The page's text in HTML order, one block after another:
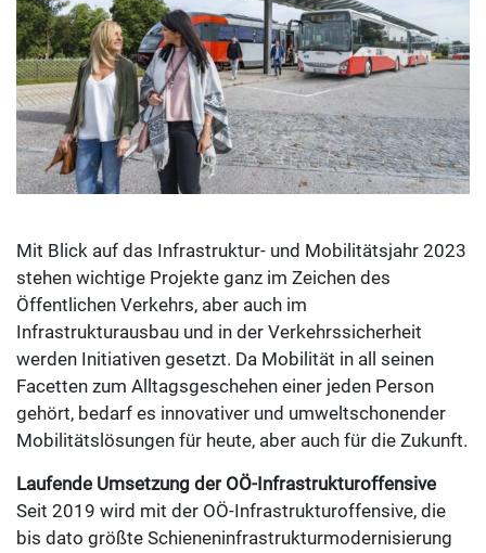
Mit Blick auf das Infrastruktur- und Mobilitätsjahr 2023
stehen wichtige Projekte ganz im Zeichen des
Öffentlichen Verkehrs, aber auch im
Infrastrukturausbau und in der Verkehrssicherheit
werden Initiativen gesetzt. Da Mobilität in all seinen
Facetten zum Alltagsgeschehen einer jeden Person
gehört, bedarf es innovativer und umweltschonender
Mobilitätslösungen für heute, aber auch für die Zukunft.
Laufende Umsetzung der OÖ-Infrastrukturoffensive
Seit 2019 wird mit der OÖ-Infrastrukturoffensive, die
bis dato größte Schieneninfrastrukturmodernisierung